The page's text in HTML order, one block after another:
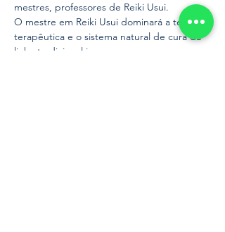
mestres, professores de Reiki Usui.
O mestre em Reiki Usui dominará a técnica
terapêutica e o sistema natural de cura da
linha tradicional japonesa.